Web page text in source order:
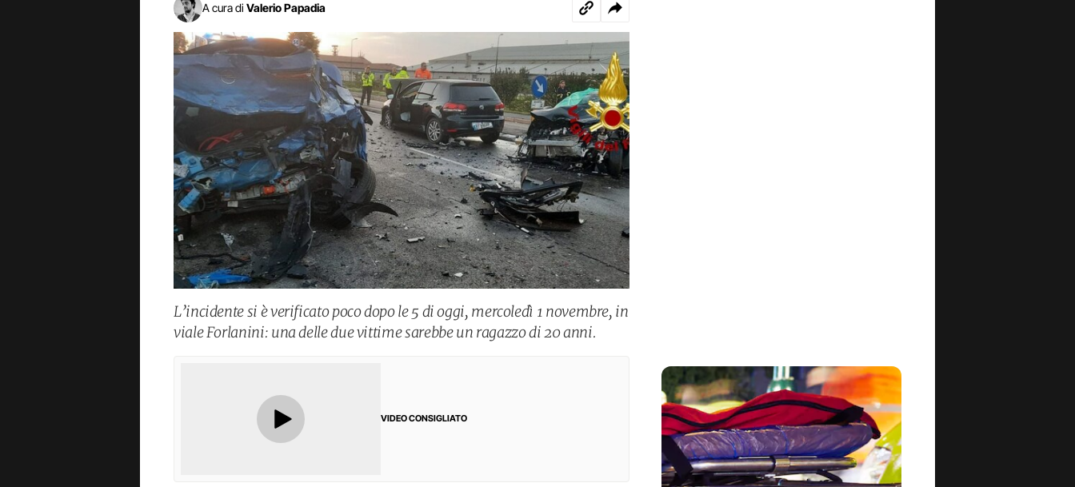
A cura di Valerio Papadia
L’incidente si è verificato poco dopo le 5 di oggi, mercoledì 1 novembre, in
viale Forlanini: una delle due vittime sarebbe un ragazzo di 20 anni.
VIDEO CONSIGLIATO